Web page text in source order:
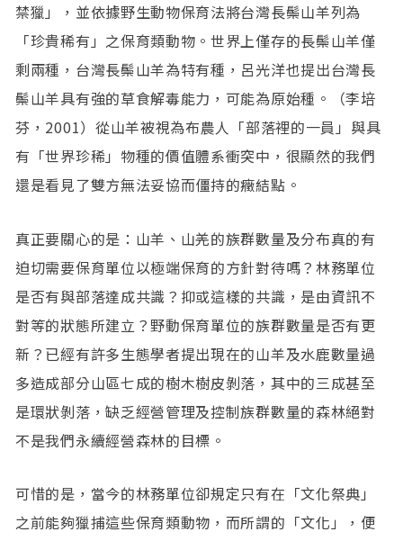
禁獵」，並依據野生動物保育法將台灣長鬃山羊列為
「珍貴稀有」之保育類動物。世界上僅存的長鬃山羊僅
剩兩種，台灣長鬃山羊為特有種，呂光洋也提出台灣長
鬃山羊具有強的草食解毒能力，可能為原始種。（李培
芬，2001）從山羊被視為布農人「部落裡的一員」與具
有「世界珍稀」物種的價值體系衝突中，很顯然的我們
還是看見了雙方無法妥協而僵持的癥結點。
真正要關心的是：山羊、山羌的族群數量及分布真的有
迫切需要保育單位以極端保育的方針對待嗎？林務單位
是否有與部落達成共識？抑或這樣的共識，是由資訊不
對等的狀態所建立？野動保育單位的族群數量是否有更
新？已經有許多生態學者提出現在的山羊及水鹿數量過
多造成部分山區七成的樹木樹皮剝落，其中的三成甚至
是環狀剝落，缺乏經營管理及控制族群數量的森林絕對
不是我們永續經營森林的目標。
可惜的是，當今的林務單位卻規定只有在「文化祭典」
之前能夠獵捕這些保育類動物，而所謂的「文化」，便